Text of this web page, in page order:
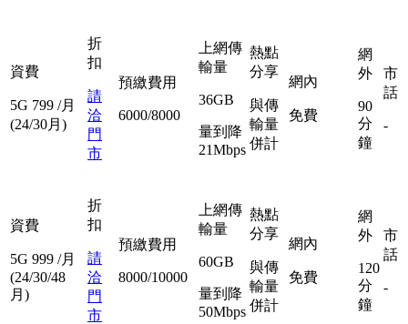
資費
5G 799 /月
(24/30月)
折
扣
請
洽
門
市
預繳費用
6000/8000
上網傳
輸量
36GB
量到降
21Mbps
熱點
分享
與傳
輸量
併計
網內
免費
網
外
90
分
鐘
市
話
-
資費
5G 999 /月
(24/30/48
月)
折
扣
請
洽
門
市
預繳費用
8000/10000
上網傳
輸量
60GB
量到降
50Mbps
熱點
分享
與傳
輸量
併計
網內
免費
網
外
120
分
鐘
市
話
-